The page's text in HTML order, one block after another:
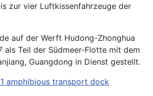
zur vier Luftkissenfahrzeuge der
auf der Werft Hudong-Zhonghua
als Teil der Südmeer-Flotte mit dem
Guangdong in Dienst gestellt.
amphibious transport dock